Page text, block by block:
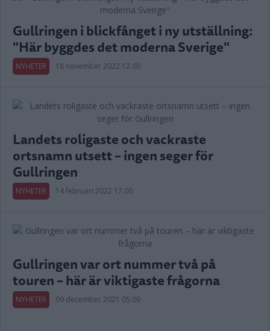
Gullringen i blickfånget i ny utställning:
"Här byggdes det moderna Sverige"
NYHETER 18 november 2022 12.00
Landets roligaste och vackraste
ortsnamn utsett – ingen seger för
Gullringen
NYHETER 14 februari 2022 17.00
Gullringen var ort nummer två på
touren – här är viktigaste frågorna
NYHETER 09 december 2021 05.00